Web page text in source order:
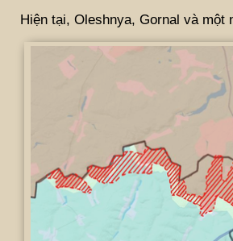
Hiện tại, Oleshnya, Gornal và